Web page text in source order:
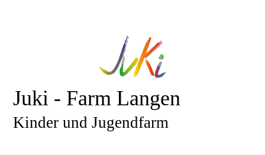
Juki - Farm Langen
Kinder und Jugendfarm